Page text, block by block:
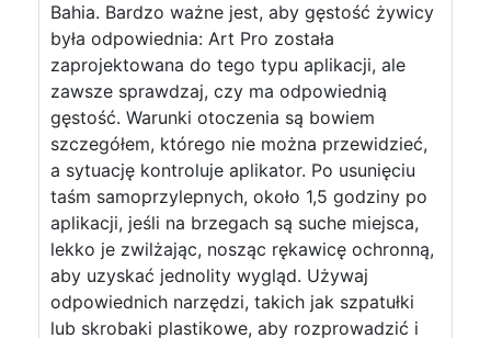
Bahia. Bardzo ważne jest, aby gęstość żywicy
była odpowiednia: Art Pro została
zaprojektowana do tego typu aplikacji, ale
zawsze sprawdzaj, czy ma odpowiednią
gęstość. Warunki otoczenia są bowiem
szczegółem, którego nie można przewidzieć,
a sytuację kontroluje aplikator. Po usunięciu
taśm samoprzylepnych, około 1,5 godziny po
aplikacji, jeśli na brzegach są suche miejsca,
lekko je zwilżając, nosząc rękawicę ochronną,
aby uzyskać jednolity wygląd. Używaj
odpowiednich narzędzi, takich jak szpatułki
lub skrobaki plastikowe, aby rozprowadzić i